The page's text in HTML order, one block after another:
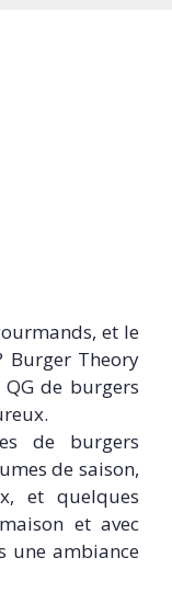
et le
Burger Theory
QG de burgers
de burgers
de saison,
et quelques
et avec
une ambiance